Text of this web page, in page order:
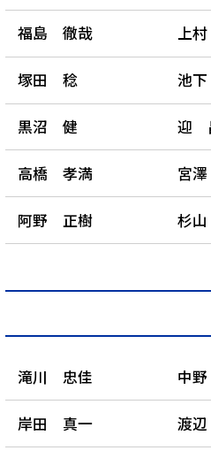
福島 徹哉 上
塚田 稔 池
黒沼 健 迎
高橋 孝満 宮
阿野 正樹 杉
滝川 忠佳 中
岸田 真一 渡